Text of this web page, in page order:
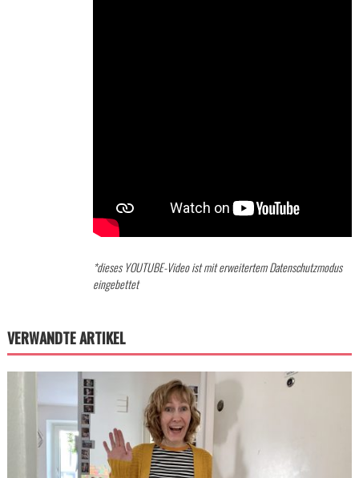
*dieses YOUTUBE-Video ist mit erweitertem Datenschutzmodus
eingebettet
VERWANDTE ARTIKEL